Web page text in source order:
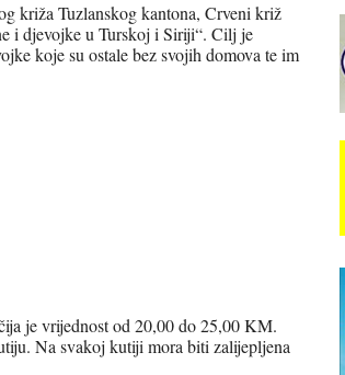
križa Tuzlanskog kantona, Crveni križ
i djevojke u Turskoj i Siriji“. Cilj je
koje su ostale bez svojih domova te im
je vrijednost od 20,00 do 25,00 KM.
Na svakoj kutiji mora biti zalijepljena